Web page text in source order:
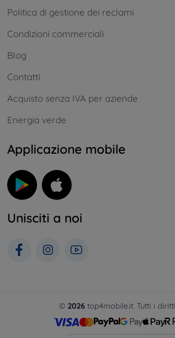
Politica di gestione dei reclami
Condizioni commerciali
Blog
Contatti
Acquisto senza IVA per aziende
Energia verde
Applicazione mobile
Unisciti a noi
© 2026 top4mobile.it. Tutti i